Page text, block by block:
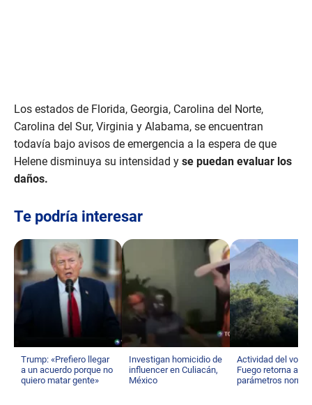
Los estados de Florida, Georgia, Carolina del Norte,
Carolina del Sur, Virginia y Alabama, se encuentran
todavía bajo avisos de emergencia a la espera de que
Helene disminuya su intensidad y se puedan evaluar los
daños.
Te podría interesar
Trump: «Prefiero llegar
a un acuerdo porque no
quiero matar gente»
Investigan homicidio de
influencer en Culiacán,
México
Actividad del
Fuego retorna a
parámetros